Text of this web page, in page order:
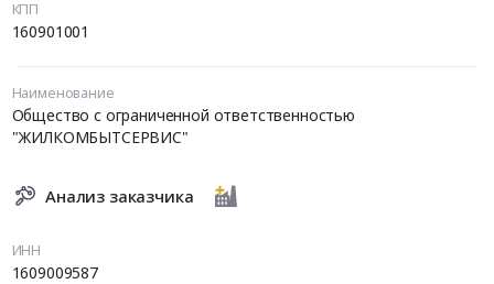
КПП
160901001
Наименование
Общество с ограниченной ответственностью
"ЖИЛКОМБЫТСЕРВИС"
Анализ заказчика
ИНН
1609009587